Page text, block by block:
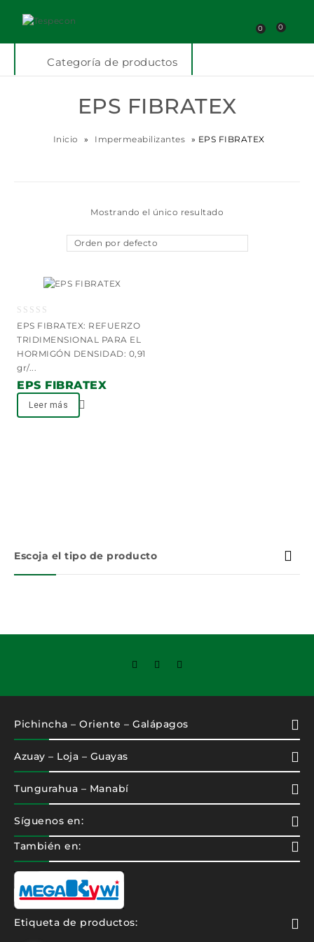
0 0
Categoría de productos
EPS FIBRATEX
Inicio » Impermeabilizantes » EPS FIBRATEX
Mostrando el único resultado
Orden por defecto
0
out
of
EPS FIBRATEX: REFUERZO
TRIDIMENSIONAL PARA EL
HORMIGÓN DENSIDAD: 0,91
gr/...
EPS FIBRATEX
Leer más
Escoja el tipo de producto
Pichincha – Oriente – Galápagos
Azuay – Loja – Guayas
Tungurahua – Manabí
Síguenos en:
También en:
Etiqueta de productos: